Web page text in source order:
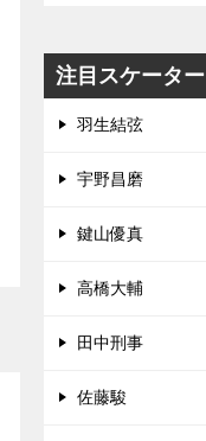
注目スケーター
羽生結弦
宇野昌磨
鍵山優真
高橋大輔
田中刑事
佐藤駿